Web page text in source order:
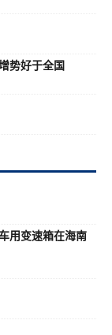
势好于全国
用变速箱在海南